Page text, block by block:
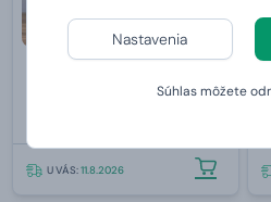
Nastavenia
Súhlas môžete
U VÁS:11.8.2026